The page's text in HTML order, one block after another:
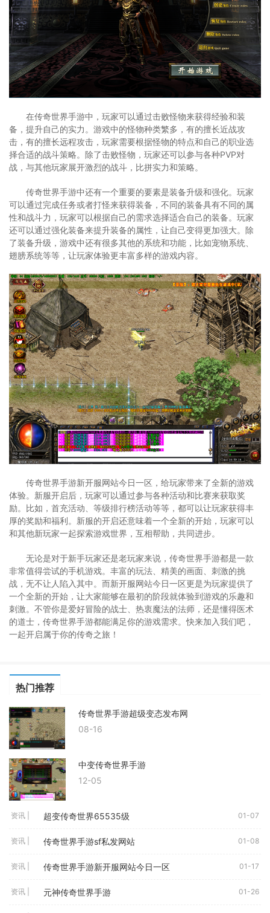
在传奇世界手游中，玩家可以通过击败怪物来获得经验和装
备，提升自己的实力。游戏中的怪物种类繁多，有的擅长近战攻
击，有的擅长远程攻击，玩家需要根据怪物的特点和自己的职业选
择合适的战斗策略。除了击败怪物，玩家还可以参与各种PVP对
战，与其他玩家展开激烈的战斗，比拼实力和策略。
传奇世界手游中还有一个重要的要素是装备升级和强化。玩家
可以通过完成任务或者打怪来获得装备，不同的装备具有不同的属
性和战斗力，玩家可以根据自己的需求选择适合自己的装备。玩家
还可以通过强化装备来提升装备的属性，让自己变得更加强大。除
了装备升级，游戏中还有很多其他的系统和功能，比如宠物系统、
翅膀系统等等，让玩家体验更丰富多样的游戏内容。
传奇世界手游新开服网站今日一区，给玩家带来了全新的游戏
体验。新服开启后，玩家可以通过参与各种活动和比赛来获取奖
励。比如，首充活动、等级排行榜活动等等，都可以让玩家获得丰
厚的奖励和福利。新服的开启还意味着一个全新的开始，玩家可以
和其他新玩家一起探索游戏世界，互相帮助，共同进步。
无论是对于新手玩家还是老玩家来说，传奇世界手游都是一款
非常值得尝试的手机游戏。丰富的玩法、精美的画面、刺激的挑
战，无不让人陷入其中。而新开服网站今日一区更是为玩家提供了
一个全新的开始，让大家能够在最初的阶段就体验到游戏的乐趣和
刺激。不管你是爱好冒险的战士、热衷魔法的法师，还是懂得医术
的道士，传奇世界手游都能满足你的游戏需求。快来加入我们吧，
一起开启属于你的传奇之旅！
热门推荐
传奇世界手游超级变态发布网
08-16
中变传奇世界手游
12-05
资讯 | 超变传奇世界65535级 01-07
资讯 | 传奇世界手游sf私发网站 01-08
资讯 | 传奇世界手游新开服网站今日一区 01-17
资讯 | 元神传奇世界手游 01-26